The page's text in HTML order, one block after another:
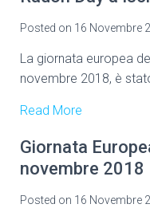
Posted on 16 Novembre
La giornata europea
novembre 2018, è
Read More
Giornata
novembre 2018
Posted on 16 Novembre